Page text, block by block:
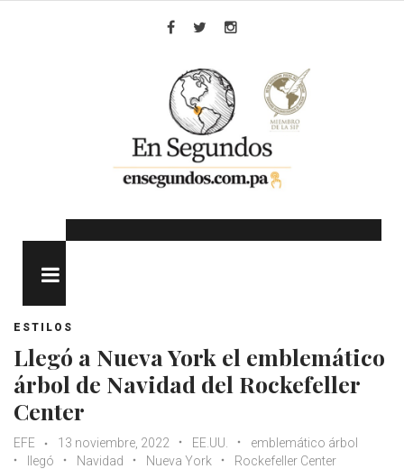
ESTILOS
Llegó a Nueva York el emblemático
árbol de Navidad del Rockefeller
Center
EFE 13 noviembre, 2022 EE.UU.
emblemático árbol
llegó
Navidad Nueva York Rockefeller Center